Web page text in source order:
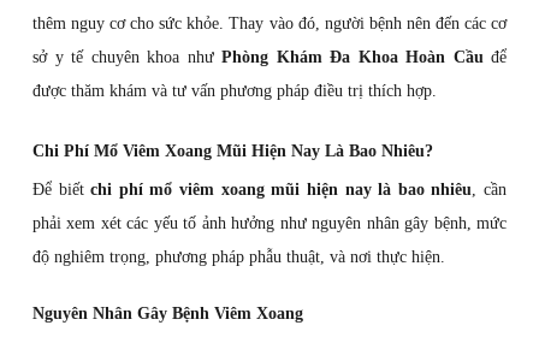
thêm nguy cơ cho sức khỏe. Thay vào đó, người bệnh nên đến các cơ
sở y tế chuyên khoa như Phòng Khám Đa Khoa Hoàn Cầuđể
được thăm khám và tư vấn phương pháp điều trị thích hợp.
Chi Phí Mổ Viêm Xoang Mũi Hiện Nay Là Bao Nhiêu?
Để biếtchi phí mổ viêm xoang mũi hiện nay là bao nhiêu, cần
phải xem xét các yếu tố ảnh hưởng như nguyên nhân gây bệnh, mức
độ nghiêm trọng, phương pháp phẫu thuật, và nơi thực hiện.
Nguyên Nhân Gây Bệnh Viêm Xoang